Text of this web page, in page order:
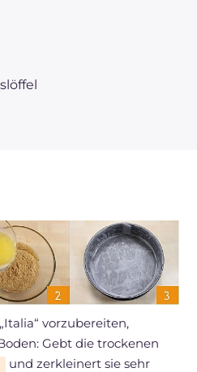
vorzubereiten,
Gebt die trockenen
und zerkleinert sie sehr